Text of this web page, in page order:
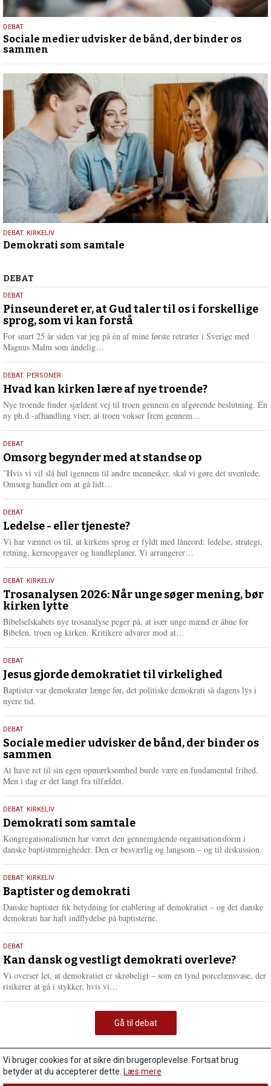
18.
maj
2026
DEBAT
Sociale medier udvisker de bånd, der binder os
sammen
18.
maj
DEBAT, KIRKELIV
Demokrati som samtale
Debat
DEBAT
5.
august
2026
DEBAT
Pinseunderet er, at Gud taler til os i forskellige
sprog, som vi kan forstå
For snart 25 år siden var jeg på én af mine første retræter i Sverige med
Magnus Malm som åndelig…
e
e
25.
juli
2026
DEBAT, PERSONER
Hvad kan kirken lære af nye troende?
Nye troende finder sjældent vej til troen gennem én afgørende beslutning. En
ny ph.d.-afhandling viser, at troen vokser frem gennem…
e
e
9.
juli
2026
DEBAT
Omsorg begynder med at standse op
”Hvis vi vil slå hul igennem til andre mennesker, skal vi gøre det uventede.
Omsorg handler om at gå lidt…
e
e
10.
juni
2026
DEBAT
Ledelse - eller tjeneste?
Vi har vænnet os til, at kirkens sprog er fyldt med låneord: ledelse, strategi,
retning, kerneopgaver og handleplaner. Vi arrangerer…
e
2.
juni
2026
DEBAT, KIRKELIV
Trosanalysen 2026: Når unge søger mening, bør
kirken lytte
Bibelselskabets nye trosanalyse peger på, at især unge mænd er åbne for
Bibelen, troen og kirken. Kritikere advarer mod at…
e
e
18.
maj
2026
DEBAT
Jesus gjorde demokratiet til virkelighed
Baptister var demokrater længe før, det politiske demokrati så dagens lys i
nyere tid.
18.
maj
2026
DEBAT
Sociale medier udvisker de bånd, der binder os
sammen
At have ret til sin egen opmærksomhed burde være en fundamental frihed.
Men i dag er det langt fra tilfældet.
18.
maj
2026
DEBAT, KIRKELIV
Demokrati som samtale
Kongregationalismen har været den gennemgående organisationsform i
danske baptistmenigheder. Den er besværlig og langsom – og til diskussion.
18.
maj
2026
DEBAT, KIRKELIV
Baptister og demokrati
Danske baptister fik betydning for etablering af demokratiet – og det danske
demokrati har haft indflydelse på baptisterne.
18.
maj
2026
DEBAT
Kan dansk og vestligt demokrati overleve?
Vi overser let, at demokratiet er skrøbeligt – som en tynd porcelænsvase, der
risikerer at gå i stykker, hvis vi…
m
e
e
Gå til debat
Vi bruger cookies for at sikre din brugeroplevelse. Fortsat brug
betyder at du accepterer dette. Læs mere